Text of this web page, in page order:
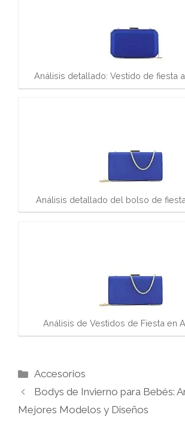
Análisis detallado: Vestido de fiesta
Análisis detallado del bolso de fiesta
Análisis de Vestidos de Fiesta en
Categorías
Accesorios
Bodys de Invierno para Bebés:
Mejores Modelos y Diseños